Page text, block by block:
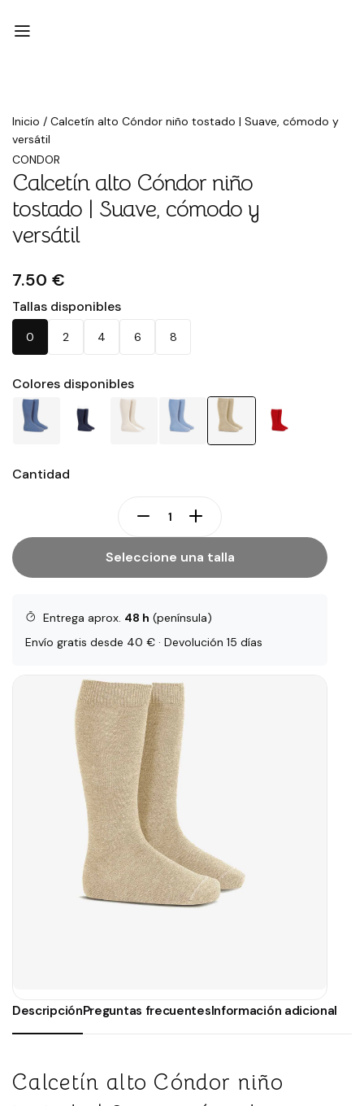
Inicio / Calcetín alto Cóndor niño tostado | Suave, cómodo y
versátil
CONDOR
Calcetín alto Cóndor niño
tostado | Suave, cómodo y
versátil
7.50 €
Tallas disponibles
0 2 4 6 8
Colores disponibles
Cantidad
Seleccione una talla
Entrega aprox. 48 h (península)
Envío gratis desde 40 € · Devolución 15 días
DescripciónPreguntas frecuentesInformación adicional
Calcetín alto Cóndor niño